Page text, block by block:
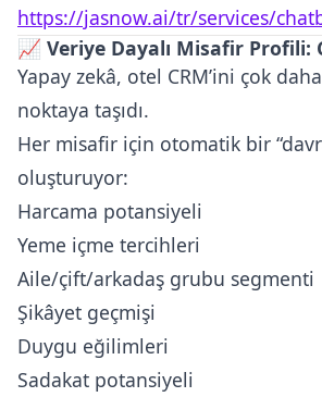
https://jasnow.ai/tr/services/
📈 Veriye Dayalı Misafir Profili:
Yapay zekâ, otel CRM’ini çok
noktaya taşıdı.
Her misafir için otomatik bir
oluşturuyor:
Harcama potansiyeli
Yeme içme tercihleri
Aile/çift/arkadaş grubu segmenti
Şikâyet geçmişi
Duygu eğilimleri
Sadakat potansiyeli